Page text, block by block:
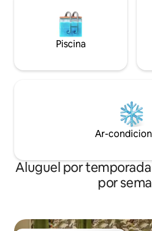
Piscina
Ar-
Aluguel por
por